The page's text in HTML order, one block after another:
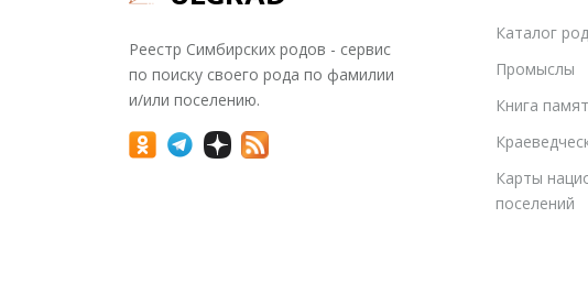
Реестр Симбирских родов - сервис
по поиску своего рода по фамилии
и/или поселению.
Каталог
Промыслы
Книга
Карты
поселений